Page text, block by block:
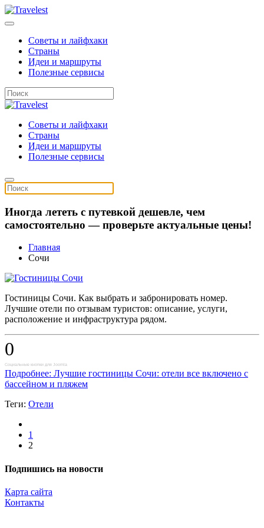
Советы и лайфхаки
Страны
Идеи и маршруты
Полезные сервисы
Советы и лайфхаки
Страны
Идеи и маршруты
Полезные сервисы
Иногда лететь с путевкой дешевле, чем
самостоятельно — проверьте актуальные цены!
Главная
Сочи
Гостиницы Сочи. Как выбрать и забронировать номер.
Лучшие отели по отзывам туристов: описание, услуги,
расположение и инфраструктура рядом.
0
Социальные кнопки для Joomla
Подробнее: Лучшие гостиницы Сочи: отели все включено с
бассейном и пляжем
Теги: Отели
1
2
Подпишись на новости
Карта сайта
Контакты